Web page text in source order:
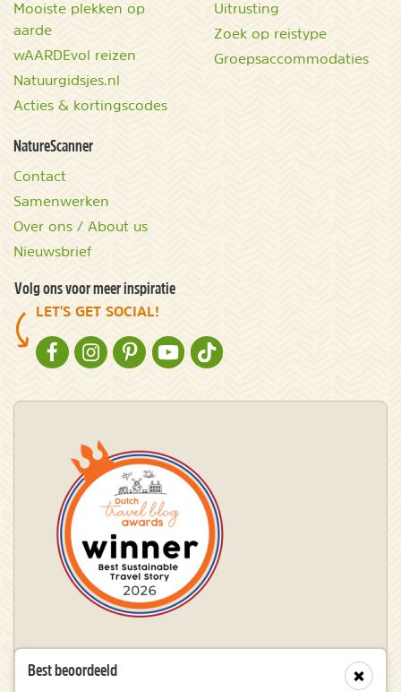
Mooiste plekken op
aarde
wAARDEvol reizen
Natuurgidsjes.nl
Acties & kortingscodes
Uitrusting
Zoek op reistype
Groepsaccommodaties
NatureScanner
Contact
Samenwerken
Over ons / About us
Nieuwsbrief
Volg ons voor meer inspiratie
LET'S GET SOCIAL!
NATURESCANNER OP FACEBOOK
NATURESCANNER OP INSTAGRAM
NATURESCANNER OP PINTEREST
NATURESCANNER OP YOUTUBE
NATURESCANNER OP TIKTOK
Sluit
Best beoordeeld